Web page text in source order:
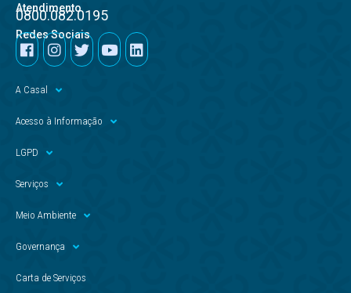
Atendimento
0800.082.0195
Redes Sociais
A Casal
Acesso à Informação
LGPD
Serviços
Meio Ambiente
Governança
Carta de Serviços